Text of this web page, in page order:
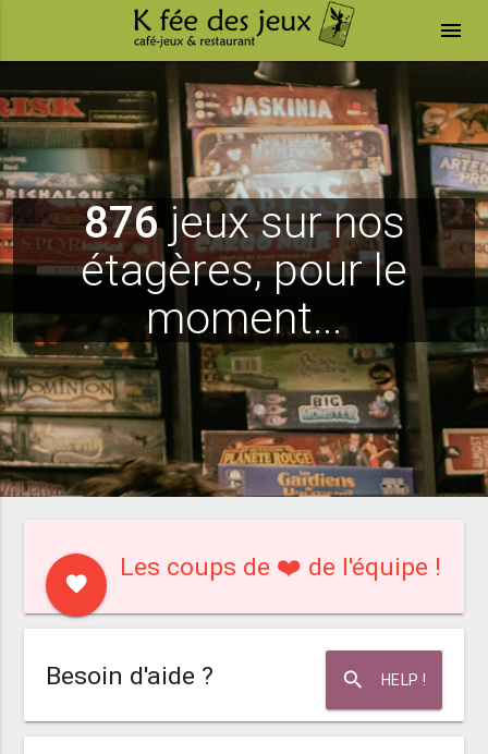
menu
876jeux sur nos
étagères, pour le
moment...
favorite
Les coups de ❤️ de l'équipe !
search HELP !
Besoin d'aide ?